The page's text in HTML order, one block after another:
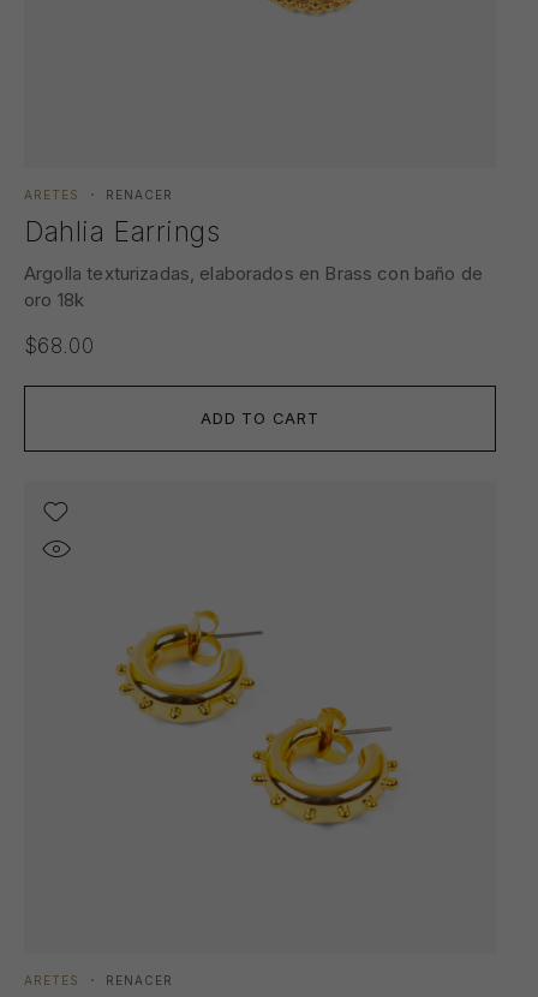
ADD TO CART
ARETES RENACER
Dahlia Earrings
Argolla texturizadas, elaborados en Brass con baño de
oro 18k
$68.00
ARETES RENACER